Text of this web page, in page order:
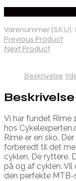
Varenummer (SKU):
Previous Product
Next Product
Beskrivelse
Beskrivelse
Vi har fundet Rime
hos
Rime er en sko.
forberedt til det
cyklen. De ryttere.
på og af cyklen. Vil
den perfekte MTB-